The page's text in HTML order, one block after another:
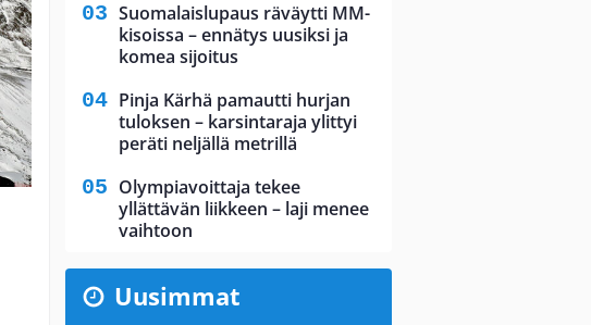
Suomalaislupaus räväytti MM-
kisoissa – ennätys uusiksi ja
komea sijoitus
Pinja Kärhä pamautti hurjan
tuloksen – karsintaraja ylittyi
peräti neljällä metrillä
Olympiavoittaja tekee
yllättävän liikkeen – laji menee
vaihtoon
Uusimmat